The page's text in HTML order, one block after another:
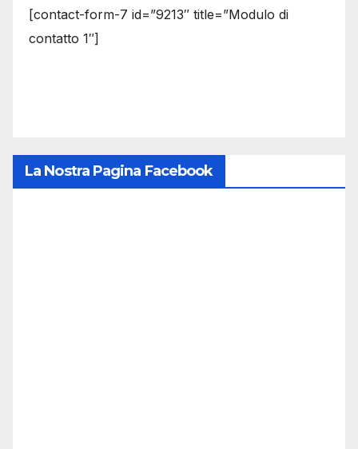
[contact-form-7 id=”9213″ title=”Modulo di
contatto 1″]
La Nostra Pagina Facebook